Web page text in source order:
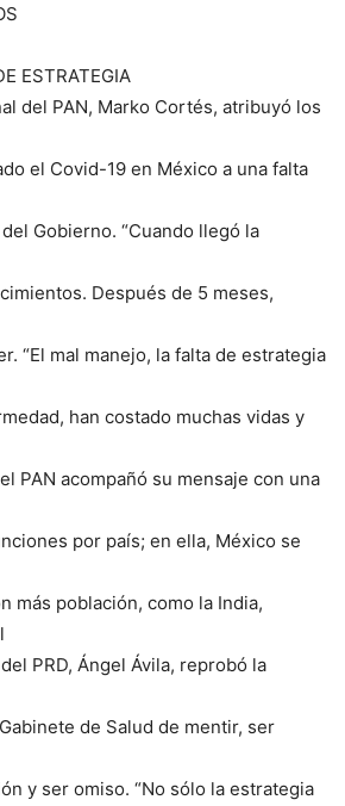
ESTRATEGIA
del PAN, Marko Cortés, atribuyó los
el Covid-19 en México a una falta
Gobierno. “Cuando llegó la
Después de 5 meses,
“El mal manejo, la falta de estrategia
han costado muchas vidas y
PAN acompañó su mensaje con una
por país; en ella, México se
más población, como la India,
PRD, Ángel Ávila, reprobó la
de Salud de mentir, ser
y ser omiso. “No sólo la estrategia